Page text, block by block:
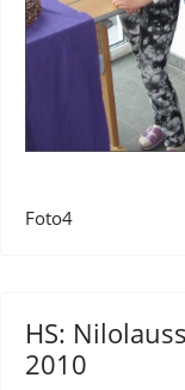
Foto4
HS:
2010